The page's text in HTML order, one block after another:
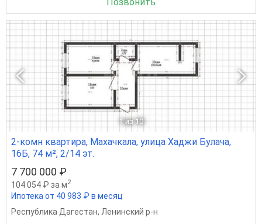
1 из 10
2-комн квартира, Махачкала, улица Хаджи Булача,
16Б, 74 м², 2/14 эт.
7 700 000 ₽
104 054 ₽ за м2
Ипотека от 40 983 ₽ в месяц
Республика Дагестан, Ленинский р-н